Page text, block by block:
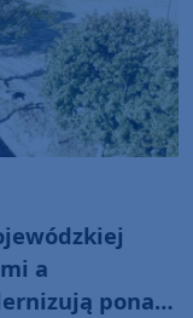
a
ponad